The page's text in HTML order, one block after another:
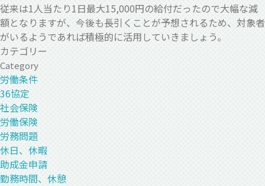
従来は1人当たり1日最大15,000円の給付だったので大幅な減
額となりますが、今後も長引くことが予想されるため、対象者
がいるようであれば積極的に活用していきましょう。
カテゴリー
Category
労働条件
36協定
社会保険
労働保険
労務問題
休日、休暇
助成金申請
勤務時間、休憩